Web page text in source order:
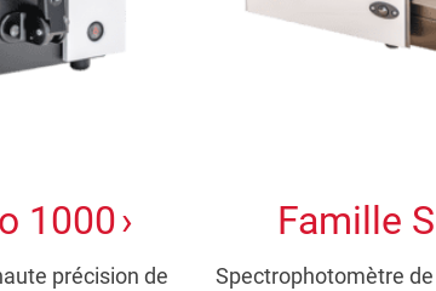
1000
précision de
Famille
Spectrophotomètre